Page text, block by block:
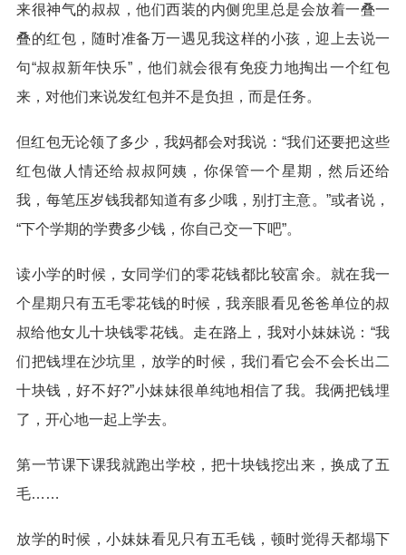
来很神气的叔叔，他们西装的内侧兜里总是会放着一叠一
叠的红包，随时准备万一遇见我这样的小孩，迎上去说一
句“叔叔新年快乐”，他们就会很有免疫力地掏出一个红包
来，对他们来说发红包并不是负担，而是任务。
但红包无论领了多少，我妈都会对我说：“我们还要把这些
红包做人情还给叔叔阿姨，你保管一个星期，然后还给
我，每笔压岁钱我都知道有多少哦，别打主意。”或者说，
“下个学期的学费多少钱，你自己交一下吧”。
读小学的时候，女同学们的零花钱都比较富余。就在我一
个星期只有五毛零花钱的时候，我亲眼看见爸爸单位的叔
叔给他女儿十块钱零花钱。走在路上，我对小妹妹说：“我
们把钱埋在沙坑里，放学的时候，我们看它会不会长出二
十块钱，好不好?”小妹妹很单纯地相信了我。我俩把钱埋
了，开心地一起上学去。
第一节课下课我就跑出学校，把十块钱挖出来，换成了五
毛……
放学的时候，小妹妹看见只有五毛钱，顿时觉得天都塌下